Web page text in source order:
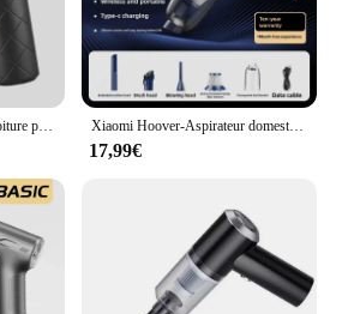
Déterminer l'aspirateur de voiture portable pour la maison et la voiture, double usage, sans fil, multifonctionnel, développements Xiaomi Hoover-Aspirateur domestique portable sans fil, mini soufflage et aspiration, dépoussiérage et élimination des acariens, déterminer la voiture
17,99€